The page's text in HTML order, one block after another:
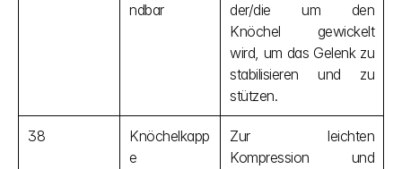
ndbar
der/die um den
Knöchel gewickelt
wird, um das Gelenk zu
stabilisieren und zu
stützen.
38
Knöchelkapp
e
Zur leichten
Kompression und